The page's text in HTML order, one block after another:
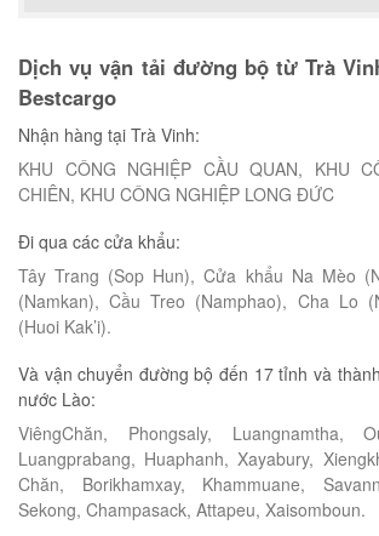
Dịch vụ vận tải đường bộ từ Trà
Bestcargo
Nhận hàng tại Trà Vinh:
KHU CÔNG NGHIỆP CẦU QUAN, KHU
CHIÊN, KHU CÔNG NGHIỆP LONG ĐỨC
Đi qua các cửa khẩu:
Tây Trang (Sop Hun), Cửa khẩu Na Mèo
(Namkan), Cầu Treo (Namphao), Cha Lo
(Huoi Kak’i).
Và vận chuyển đường bộ đến 17 tỉnh và
nước Lào:
ViêngChăn, Phongsaly, Luangnamtha,
Luangprabang, Huaphanh, Xayabury,
Chăn, Borikhamxay, Khammuane,
Sekong, Champasack, Attapeu, Xaisomboun.